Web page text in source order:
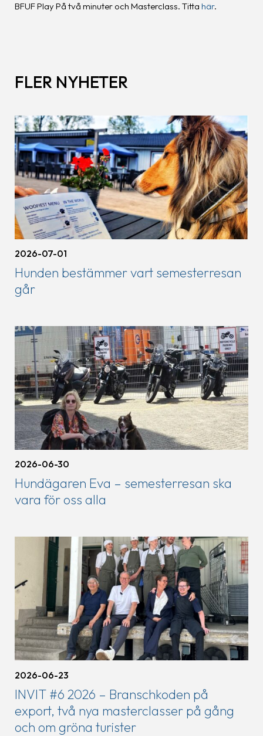
BFUF Play På två minuter och Masterclass. Titta här.
FLER NYHETER
Hunden bestämmer vart semesterresan
går
2026-07-01
Hundägaren Eva – semesterresan ska
vara för oss alla
2026-06-30
INVIT #6 2026 – Branschkoden på
export, två nya masterclasser på gång
och om gröna turister
2026-06-23